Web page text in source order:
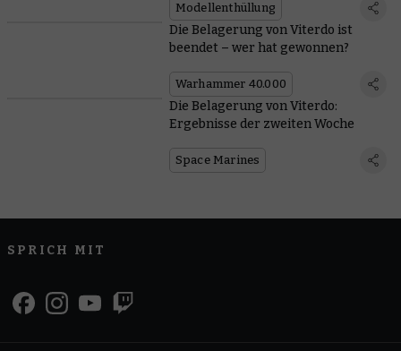
Modellenthüllung
Die Belagerung von Viterdo ist
beendet – wer hat gewonnen?
Warhammer 40.000
Die Belagerung von Viterdo:
Ergebnisse der zweiten Woche
Space Marines
SPRICH MIT